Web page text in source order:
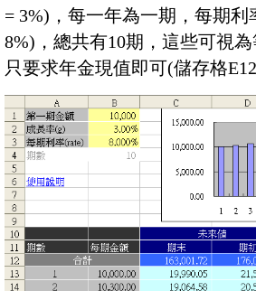
= 3%)，每一年為一期，每期利
8%)，總共有10期，這些可視為
只要求年金現值即可(儲存格